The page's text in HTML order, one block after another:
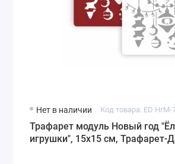
Нет в наличии Код товара: ED НгМ-
Трафарет модуль Новый год
игрушки", 15х15 см, Трафарет-